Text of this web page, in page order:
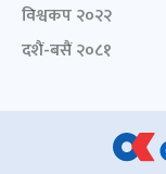
विश्वकप २०२२
दशैं-बसैं २०८१